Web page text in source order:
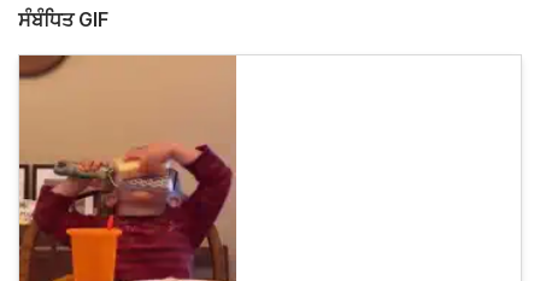
ਸੰਬੰਧਿਤ GIF